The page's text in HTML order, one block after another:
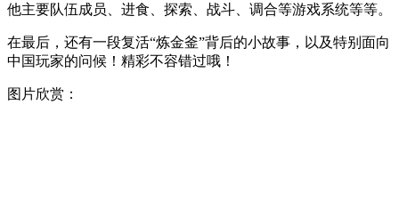
他主要队伍成员、进食、探索、战斗、调合等游戏系统等等。
在最后，还有一段复活“炼金釜”背后的小故事，以及特别面向
中国玩家的问候！精彩不容错过哦！
图片欣赏：